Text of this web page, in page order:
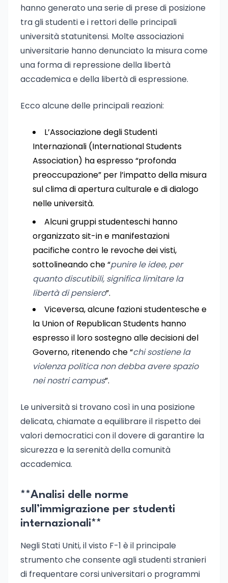
hanno generato una serie di prese di posizione
tra gli studenti e i rettori delle principali
università statunitensi. Molte associazioni
universitarie hanno denunciato la misura come
una forma di repressione della libertà
accademica e della libertà di espressione.
Ecco alcune delle principali reazioni:
L’Associazione degli Studenti
Internazionali (International Students
Association) ha espresso “profonda
preoccupazione” per l’impatto della misura
sul clima di apertura culturale e di dialogo
nelle università.
Alcuni gruppi studenteschi hanno
organizzato sit-in e manifestazioni
pacifiche contro le revoche dei visti,
sottolineando che “punire le idee, per
quanto discutibili, significa limitare la
libertà di pensiero”.
Viceversa, alcune fazioni studentesche e
la Union of Republican Students hanno
espresso il loro sostegno alle decisioni del
Governo, ritenendo che “chi sostiene la
violenza politica non debba avere spazio
nei nostri campus”.
Le università si trovano così in una posizione
delicata, chiamate a equilibrare il rispetto dei
valori democratici con il dovere di garantire la
sicurezza e la serenità della comunità
accademica.
**Analisi delle norme
sull’immigrazione per studenti
internazionali**
Negli Stati Uniti, il visto F-1 è il principale
strumento che consente agli studenti stranieri
di frequentare corsi universitari o programmi